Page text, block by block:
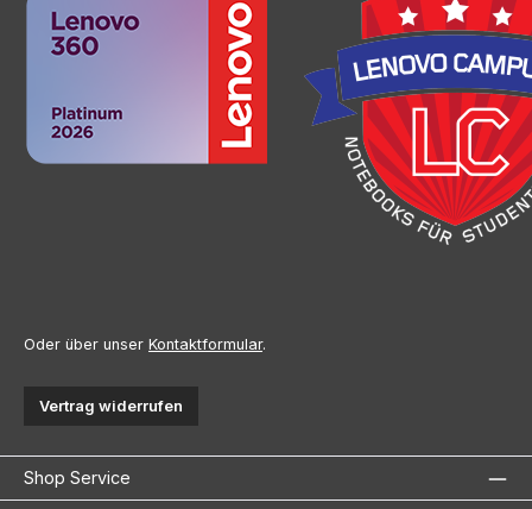
Oder über unser Kontaktformular.
Vertrag widerrufen
Shop Service